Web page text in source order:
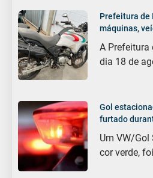
Prefeitura de
máquinas,
A Prefeitura
dia 18 de
Gol
furtado
Um VW/Gol
cor verde,